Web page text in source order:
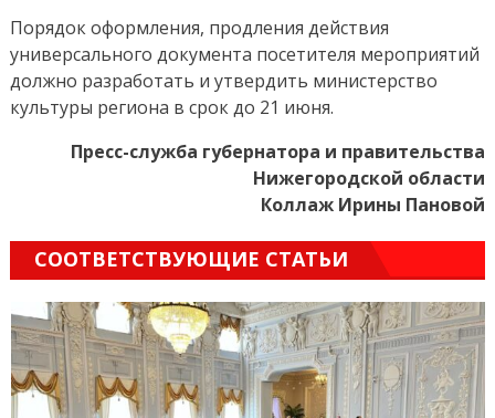
Порядок оформления, продления действия
универсального документа посетителя мероприятий
должно разработать и утвердить министерство
культуры региона в срок до 21 июня.
Пресс-служба губернатора и правительства
Нижегородской области
Коллаж Ирины Пановой
СООТВЕТСТВУЮЩИЕ СТАТЬИ